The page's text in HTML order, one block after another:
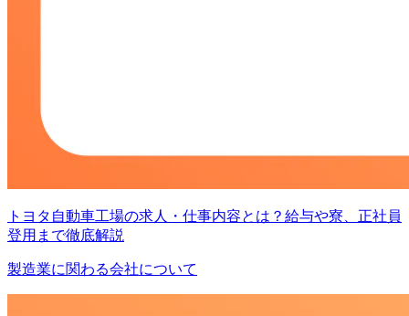
トヨタ自動車工場の求人・仕事内容とは？給与や寮、正社員
登用まで徹底解説
製造業に関わる会社について